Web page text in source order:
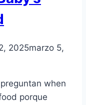
2025marzo 5,
when
porque